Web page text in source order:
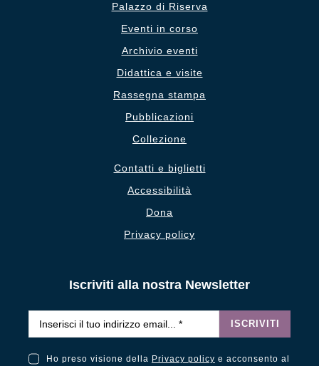
Palazzo di Riserva
Eventi in corso
Archivio eventi
Didattica e visite
Rassegna stampa
Pubblicazioni
Collezione
Contatti e biglietti
Accessibilità
Dona
Privacy policy
Iscriviti alla nostra Newsletter
ISCRIVITI
Ho preso visione della Privacy policy e acconsento al